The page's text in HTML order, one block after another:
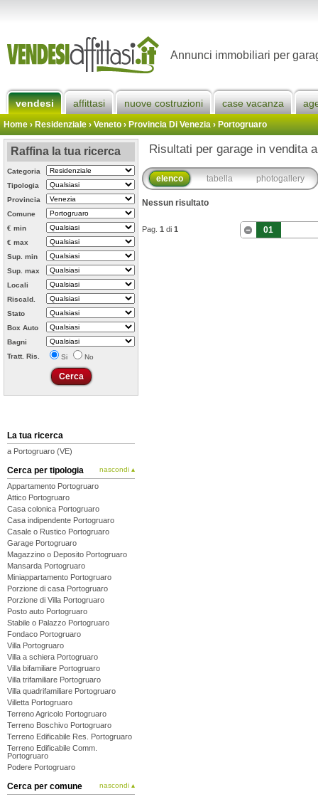
Annunci immobiliari per
vendesi affittasi nuove costruzioni case vacanza
Home› Residenziale › Veneto ›Provincia Di Venezia›Portogruaro
Raffina la tua ricerca
Categoria
Tipologia
Provincia
Comune
€ min
€ max
Sup. min
Sup. max
Locali
Riscald.
Stato
Box Auto
Bagni
Tratt. Ris.
Si No
La tua ricerca
a Portogruaro (VE)
Cerca per tipologia nascondi ▴
Appartamento Portogruaro
Attico Portogruaro
Casa colonica Portogruaro
Casa indipendente Portogruaro
Casale o Rustico Portogruaro
Garage Portogruaro
Magazzino o Deposito Portogruaro
Mansarda Portogruaro
Miniappartamento Portogruaro
Porzione di casa Portogruaro
Porzione di Villa Portogruaro
Posto auto Portogruaro
Stabile o Palazzo Portogruaro
Fondaco Portogruaro
Villa Portogruaro
Villa a schiera Portogruaro
Villa bifamiliare Portogruaro
Villa trifamiliare Portogruaro
Villa quadrifamiliare Portogruaro
Villetta Portogruaro
Terreno Agricolo Portogruaro
Terreno Boschivo Portogruaro
Terreno Edificabile Res. Portogruaro
Terreno Edificabile Comm.
Portogruaro
Podere Portogruaro
Cerca per comune nascondi ▴
Risultati per garage in vendita
elenco tabella photogallery
Nessun risultato
Pag. 1 di 1 01